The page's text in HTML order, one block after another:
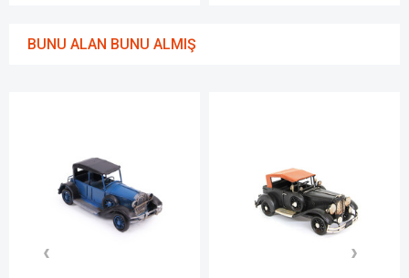
BUNU ALAN BUNU ALMIŞ